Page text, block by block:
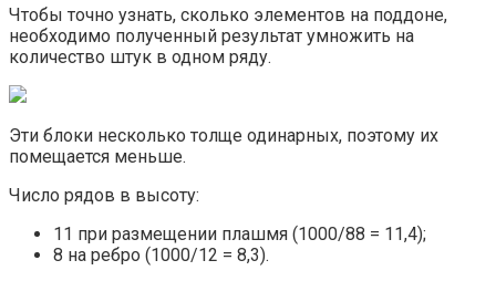
Чтобы точно узнать, сколько элементов на поддоне,
необходимо полученный результат умножить на
количество штук в одном ряду.
Эти блоки несколько толще одинарных, поэтому их
помещается меньше.
Число рядов в высоту:
11 при размещении плашмя (1000/88 = 11,4);
8 на ребро (1000/12 = 8,3).